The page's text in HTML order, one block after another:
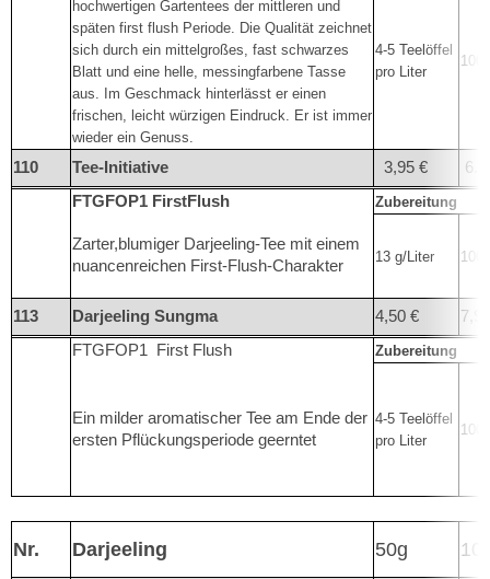
hochwertigen Gartentees der mittleren und
späten first flush Periode. Die Qualität zeichnet
sich durch ein mittelgroßes, fast schwarzes
Blatt und eine helle, messingfarbene Tasse
aus. Im Geschmack hinterlässt er einen
frischen, leicht würzigen Eindruck. Er ist immer
wieder ein Genuss.
4-5 Teelöffel
pro Liter
110 Tee-Initiative 3,95 €
FTGFOP1 FirstFlush
Zubereitung
Zarter,blumiger Darjeeling-Tee mit einem
nuancenreichen First-Flush-Charakter
13 g/Liter
113 Darjeeling Sungma 4,50 €
FTGFOP1 First Flush
Zubereitung
Ein milder aromatischer Tee am Ende der
ersten Pflückungsperiode geerntet
4-5 Teelöffel
pro Liter
Nr. Darjeeling 50g